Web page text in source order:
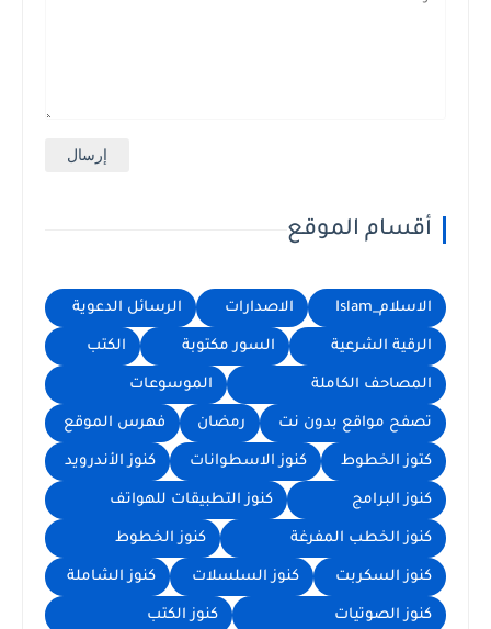
أقسام الموقع
الاسلام_Islam الاصدارات الرسائل الدعوية
الرقية الشرعية السور مكتوبة الكتب
المصاحف الكاملة الموسوعات
تصفح مواقع بدون نت رمضان فهرس الموقع
كتوز الخطوط كنوز الاسطوانات كنوز الأندرويد
كنوز البرامج كنوز التطبيقات للهواتف
كنوز الخطب المفرغة كنوز الخطوط
كنوز السكربت كنوز السلسلات كنوز الشاملة
كنوز الصوتيات كنوز الكتب